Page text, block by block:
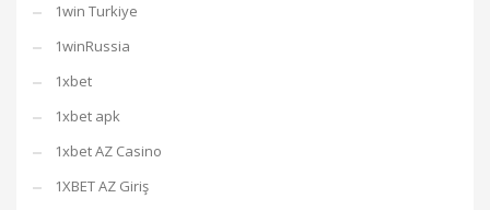
1win Turkiye
1winRussia
1xbet
1xbet apk
1xbet AZ Casino
1XBET AZ Giriş